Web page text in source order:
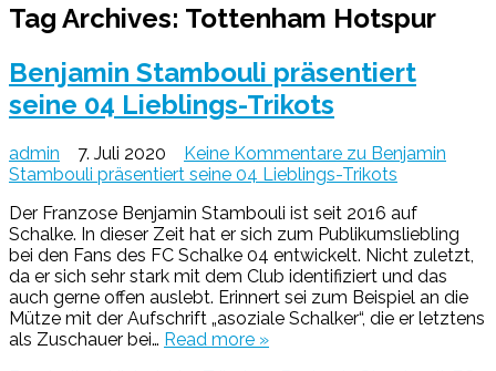
Tag Archives: Tottenham Hotspur
Benjamin Stambouli präsentiert
seine 04 Lieblings-Trikots
admin 7. Juli 2020 Keine Kommentare zu Benjamin
Stambouli präsentiert seine 04 Lieblings-Trikots
Der Franzose Benjamin Stambouli ist seit 2016 auf
Schalke. In dieser Zeit hat er sich zum Publikumsliebling
bei den Fans des FC Schalke 04 entwickelt. Nicht zuletzt,
da er sich sehr stark mit dem Club identifiziert und das
auch gerne offen auslebt. Erinnert sei zum Beispiel an die
Mütze mit der Aufschrift „asoziale Schalker“, die er letztens
als Zuschauer bei… Read more »